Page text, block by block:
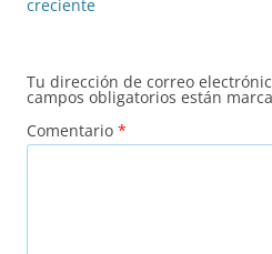
creciente
Tu dirección de correo
campos obligatorios están
Comentario *